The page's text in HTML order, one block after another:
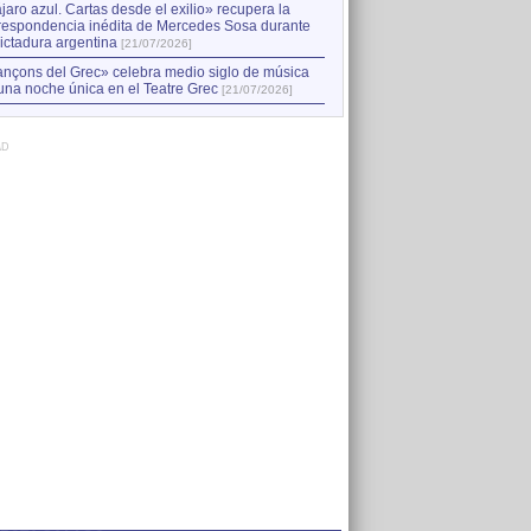
azul. Cartas desde el exilio» recupera la
inédita de Mercedes Sosa durante
argentina [21/07/2026]
del Grec» celebra medio siglo de música
noche única en el Teatre Grec [21/07/2026]